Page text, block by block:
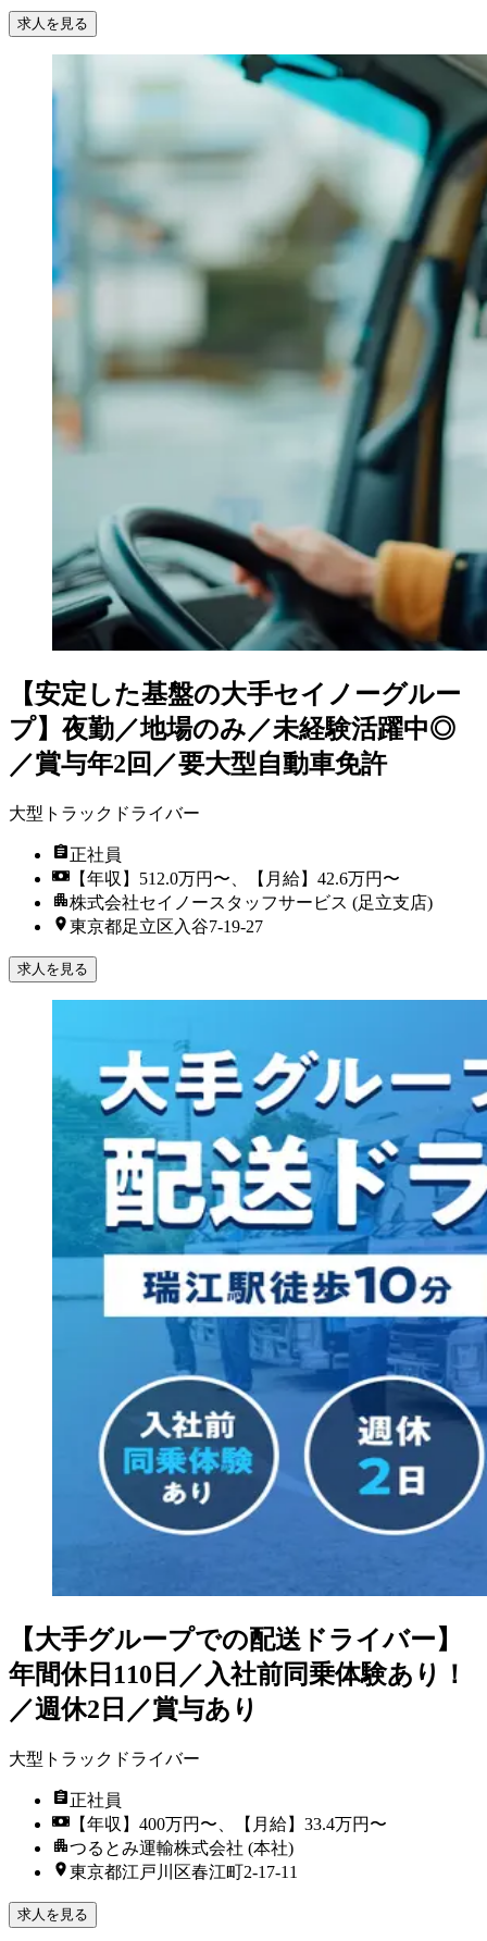
求人を見る
【安定した基盤の大手セイノーグルー
プ】夜勤／地場のみ／未経験活躍中◎
／賞与年2回／要大型自動車免許
大型トラックドライバー
正社員
【年収】512.0万円〜、【月給】42.6万円〜
株式会社セイノースタッフサービス (足立支店)
東京都足立区入谷7-19-27
求人を見る
【大手グループでの配送ドライバー】
年間休日110日／入社前同乗体験あり！
／週休2日／賞与あり
大型トラックドライバー
正社員
【年収】400万円〜、【月給】33.4万円〜
つるとみ運輸株式会社 (本社)
東京都江戸川区春江町2-17-11
求人を見る